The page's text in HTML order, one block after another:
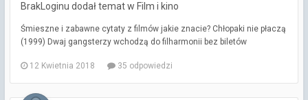
BrakLoginu dodał temat w Film i kino
Śmieszne i zabawne cytaty z filmów jakie znacie? Chłopaki nie płaczą
(1999) Dwaj gangsterzy wchodzą do filharmonii bez biletów
12 Kwietnia 2018 35 odpowiedzi